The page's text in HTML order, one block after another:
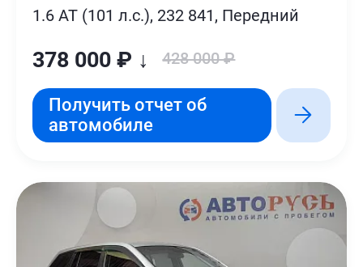
1.6 AT (101 л.с.), 232 841, Передний
378 000 ₽ ↓ 428 000 ₽
Получить отчет об
автомобиле